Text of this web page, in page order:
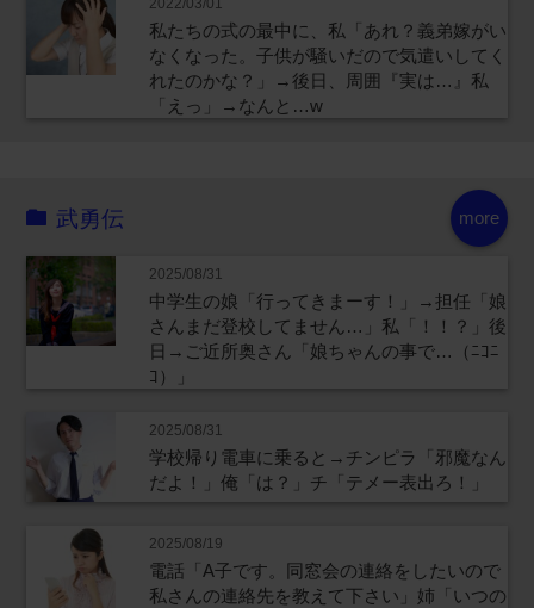
私たちの式の最中に、私「あれ？義弟嫁がい
なくなった。子供が騒いだので気遣いしてく
れたのかな？」→後日、周囲『実は…』私
「えっ」→なんと…w
more
武勇伝
2025/08/31
中学生の娘「行ってきまーす！」→担任「娘
さんまだ登校してません…」私「！！？」後
日→ご近所奥さん「娘ちゃんの事で…（ﾆｺﾆ
ｺ）」
2025/08/31
学校帰り電車に乗ると→チンピラ「邪魔なん
だよ！」俺「は？」チ「テメー表出ろ！」
2025/08/19
電話「A子です。同窓会の連絡をしたいので
私さんの連絡先を教えて下さい」姉「いつの